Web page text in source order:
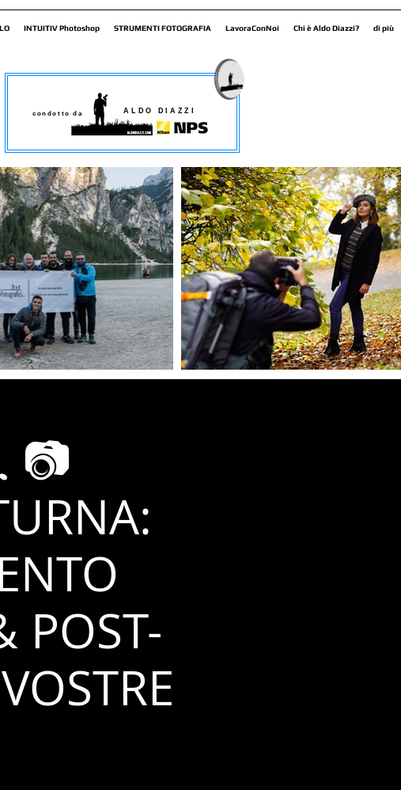
INTUITIV Photoshop STRUMENTI FOTOGRAFIA LavoraConNoi Chi è Aldo Diazzi? di più
📷
POST-
condotto da ALDO DIAZZI